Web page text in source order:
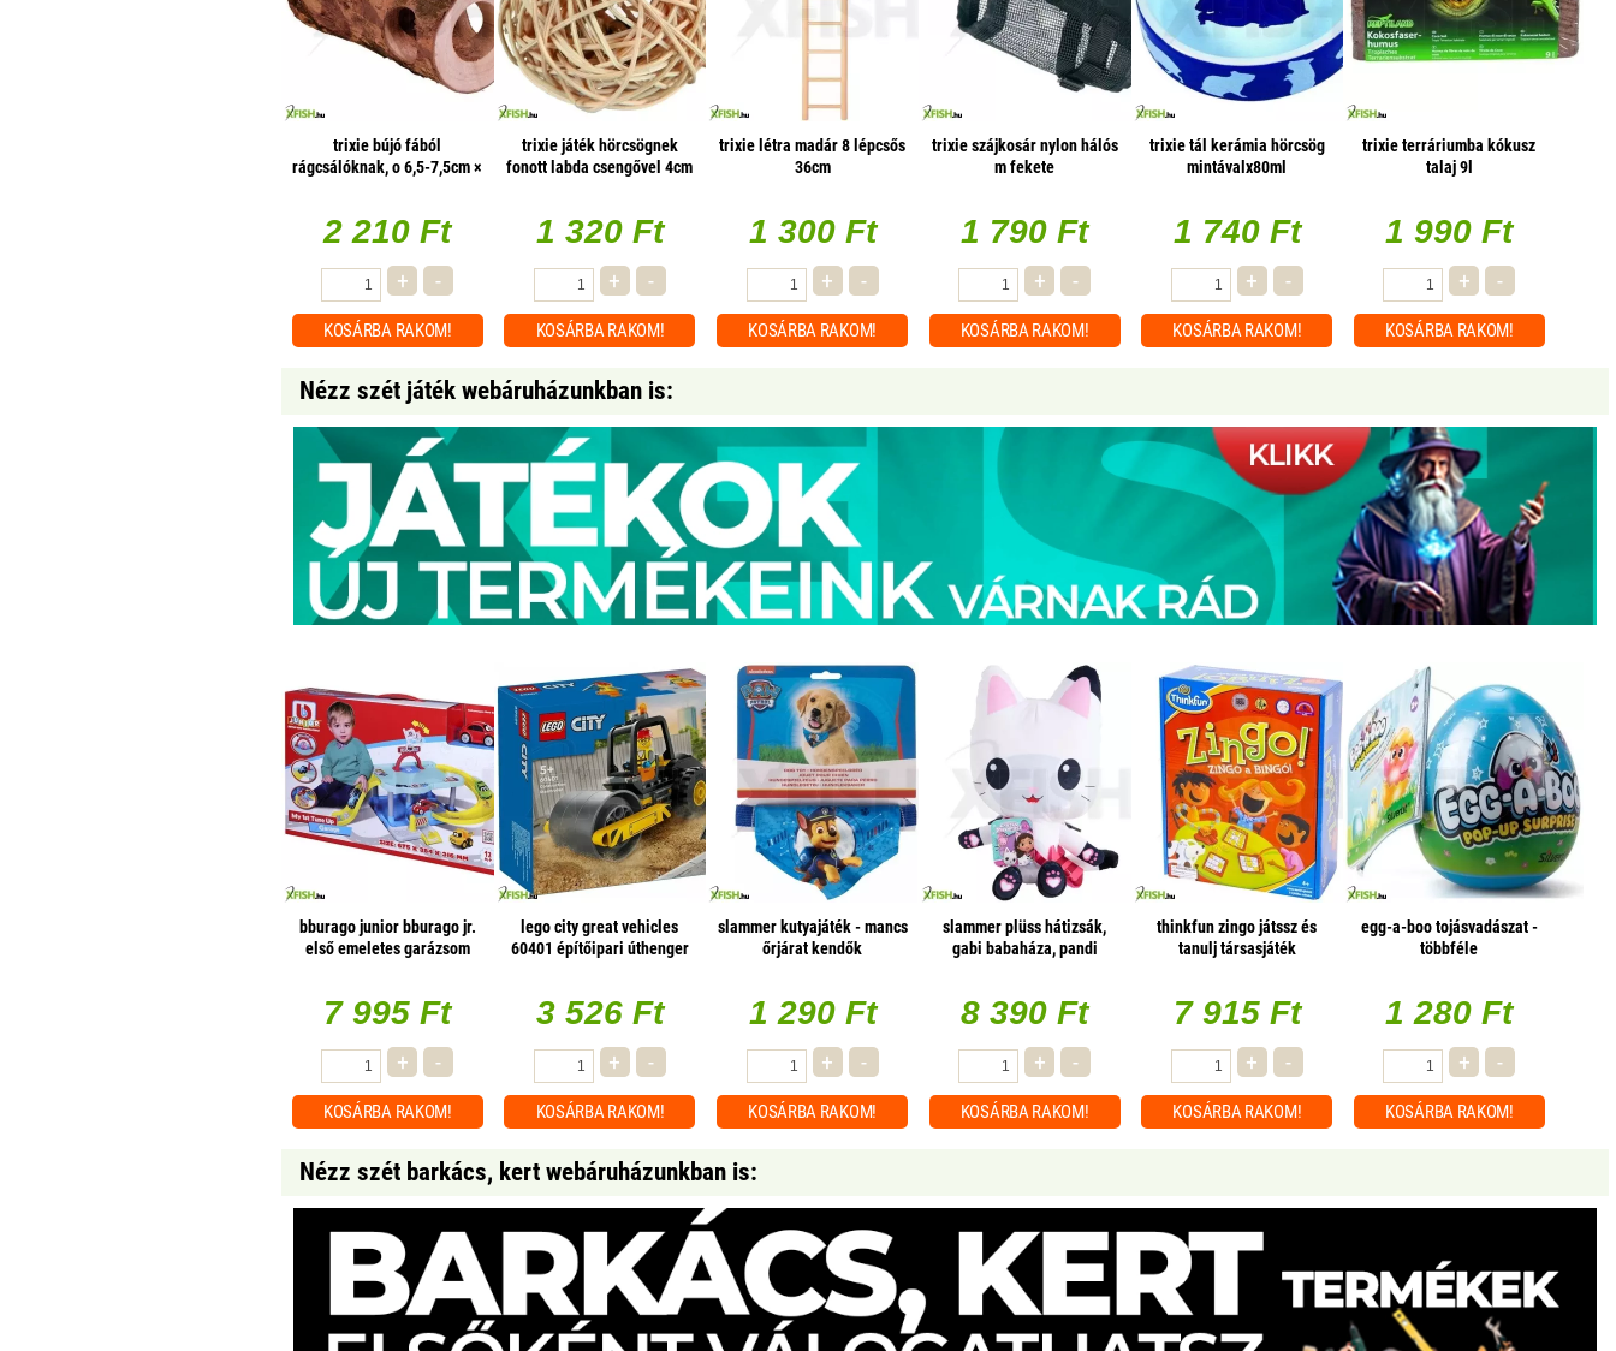
trixie bújó fából
rágcsálóknak, o 6,5-7,5cm ×
2 210 Ft
+ -
KOSÁRBA RAKOM!
trixie játék hörcsögnek
fonott labda csengővel 4cm
1 320 Ft
+ -
KOSÁRBARAKOM!
trixie létra madár 8 lépcsős
36cm
1 300 Ft
+ -
KOSÁRBA RAKOM!
trixie szájkosár nylon hálós
m fekete
1 790 Ft
+ -
KOSÁRBARAKOM!
trixie tál kerámia hörcsög
mintávalx80ml
1 740 Ft
+ -
KOSÁRBARAKOM!
trixie terráriumba kókusz
talaj 9l
1 990 Ft
+ -
KOSÁRBA RAKOM!
Nézz szét játék webáruházunkban is:
bburago junior bburago jr.
első emeletes garázsom
7 995 Ft
+ -
KOSÁRBA RAKOM!
lego city great vehicles
60401 építőipari úthenger
3 526 Ft
+ -
KOSÁRBA RAKOM!
slammer kutyajáték - mancs
őrjárat kendők
1 290 Ft
+ -
KOSÁRBA RAKOM!
slammer plüss hátizsák,
gabi babaháza, pandi
8 390 Ft
+ -
KOSÁRBA RAKOM!
thinkfun zingo játssz és
tanulj társasjáték
7 915 Ft
+ -
KOSÁRBA RAKOM!
egg-a-boo tojásvadászat -
többféle
1 280 Ft
+ -
KOSÁRBA RAKOM!
Nézz szét barkács, kert webáruházunkban is: